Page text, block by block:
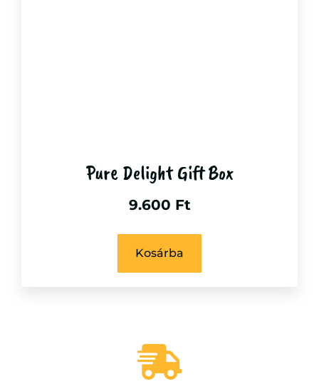
Pure Delight Gift Box
9.600 Ft
Kosárba